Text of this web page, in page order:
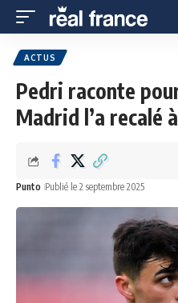
ACTUS
Pedri raconte
Madrid l’a recalé
Punto Publié le 2 septembre 2025